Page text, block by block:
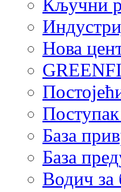
Кључни
Нова
База
База
Водич за